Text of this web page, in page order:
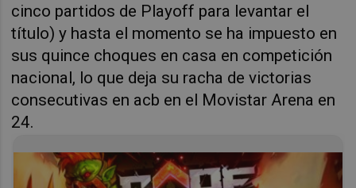
cinco partidos de Playoff para levantar el
título) y hasta el momento se ha impuesto en
sus quince choques en casa en competición
nacional, lo que deja su racha de victorias
consecutivas en acb en el Movistar Arena en
24.